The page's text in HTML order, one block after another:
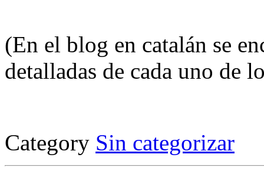
(En el blog en catalán se
detalladas de cada uno de
Category Sin categorizar